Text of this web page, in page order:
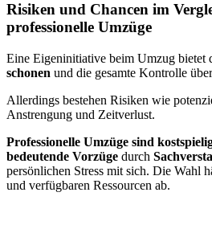
Risiken und Chancen im
professionelle Umzüge
Eine Eigeninitiative beim Umzug bietet
schonen und die gesamte Kontrolle
Allerdings bestehen Risiken wie
Anstrengung und Zeitverlust.
Professionelle Umzüge sind
bedeutende Vorzüge durch
persönlichen Stress mit sich. Die Wahl
und verfügbaren Ressourcen ab.